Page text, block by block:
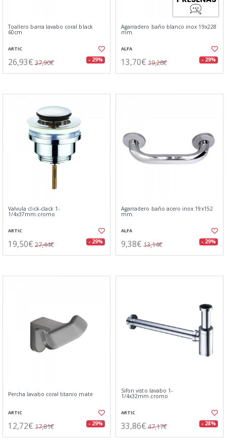
Toallero barra lavabo coral black
60cm
ARTIC
26,93€ 37,90€ - 29%
Agarradero baño blanco inox 19x228
mm.
ALFA
13,70€ 19,28€ - 29%
Valvula click-clack 1-
1/4x37mm.cromo
ARTIC
19,50€ 27,44€ - 29%
Agarradero baño acero inox 19x152
mm.
ALFA
9,38€ 13,14€ - 29%
Percha lavabo coral titanio mate
ARTIC
12,72€ 17,81€ - 29%
Sifon visto lavabo 1-
1/4x32mm.cromo
ARTIC
33,86€ 47,17€ - 28%